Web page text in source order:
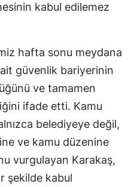
kabul edilemez
hafta sonu meydana
güvenlik bariyerinin
ve tamamen
ifade etti. Kamu
belediyeye değil,
ve kamu düzenine
vurgulayan Karakaş,
şekilde kabul